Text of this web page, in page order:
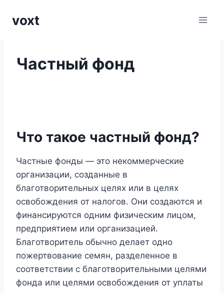
voxt
Частный фонд
Что такое частный фонд?
Частные фонды — это некоммерческие
организации, созданные в
благотворительных целях или в целях
освобождения от налогов. Они создаются и
финансируются одним физическим лицом,
предприятием или организацией.
Благотворитель обычно делает одно
пожертвование семян, разделенное в
соответствии с благотворительными целями
фонда или целями освобождения от уплаты